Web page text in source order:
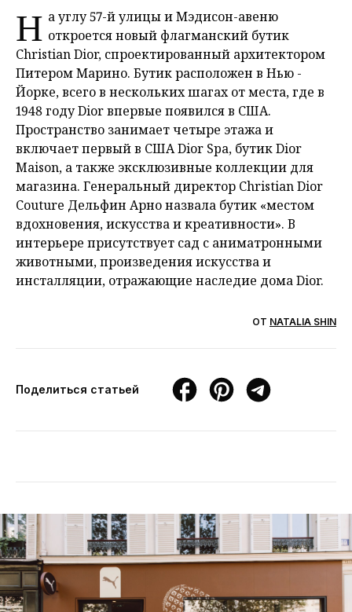
Н а углу 57-й улицы и Мэдисон-авеню
откроется новый флагманский бутик
Christian Dior, спроектированный архитектором
Питером Марино. Бутик расположен в Нью -
Йорке, всего в нескольких шагах от места, где в
1948 году Dior впервые появился в США.
Пространство занимает четыре этажа и
включает первый в США Dior Spa, бутик Dior
Maison, а также эксклюзивные коллекции для
магазина. Генеральный директор Christian Dior
Couture Дельфин Арно назвала бутик «местом
вдохновения, искусства и креативности». В
интерьере присутствует сад с аниматронными
животными, произведения искусства и
инсталляции, отражающие наследие дома Dior.
ОТ NATALIA SHIN
Поделиться статьей